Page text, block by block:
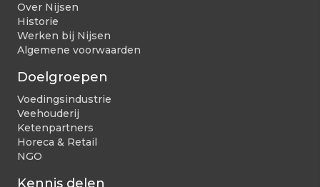
Over Nijsen
Historie
Werken bij Nijsen
Algemene voorwaarden
Doelgroepen
Voedingsindustrie
Veehouderij
Ketenpartners
Horeca & Retail
NGO
Kennis delen